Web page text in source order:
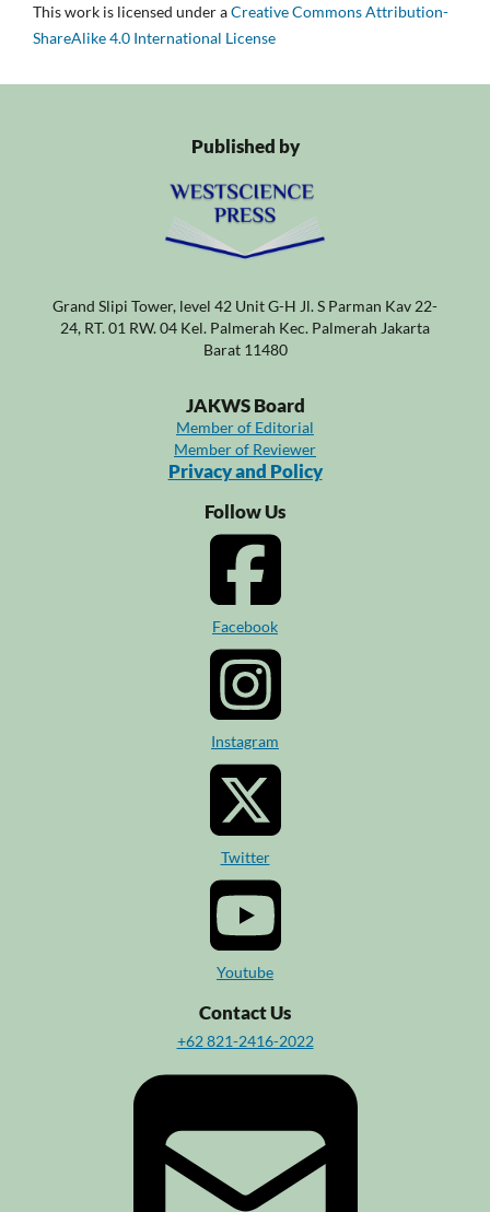
This work is licensed under aCreative Commons Attribution-
ShareAlike 4.0 International License
Published by
Grand Slipi Tower, level 42 Unit G-H Jl. S Parman Kav 22-
24, RT. 01 RW. 04 Kel. Palmerah Kec. Palmerah Jakarta
Barat 11480
JAKWS Board
Member of Editorial
Member of Reviewer
Privacy and Policy
Follow Us
Facebook
Instagram
Twitter
Youtube
Contact Us
+62 821-2416-2022